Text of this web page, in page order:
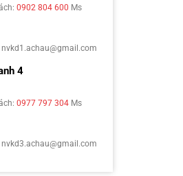
0902 804 600 Ms
nvkd1.achau@gmail.com
4
0977 797 304 Ms
nvkd3.achau@gmail.com